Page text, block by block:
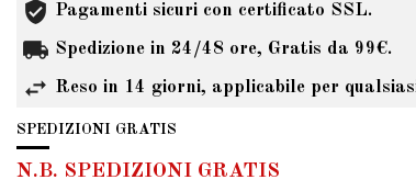
Pagamenti sicuri con certificato SSL.
Spedizione in 24/48 ore, Gratis da 99€.
Reso in 14 giorni, applicabile per
SPEDIZIONI GRATIS
N.B. SPEDIZIONI GRATIS